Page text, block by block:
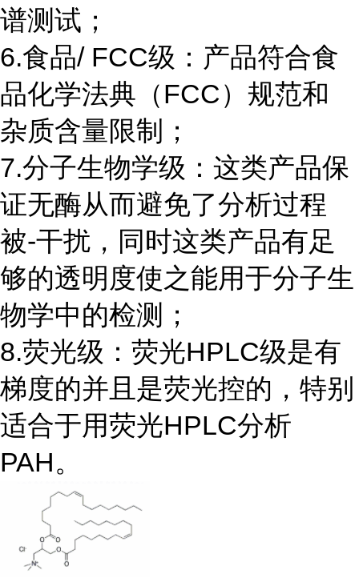
谱测试；
6.食品/ FCC级：产品符合食
品化学法典（FCC）规范和
杂质含量限制；
7.分子生物学级：这类产品保
证无酶从而避免了分析过程
被-干扰，同时这类产品有足
够的透明度使之能用于分子生
物学中的检测；
8.荧光级：荧光HPLC级是有
梯度的并且是荧光控的，特别
适合于用荧光HPLC分析
PAH。